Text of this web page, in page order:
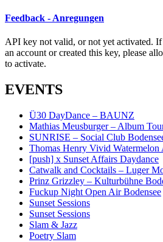
Feedback - Anregungen
API key not valid, or not yet activated.
an account or created this key, please
to activate.
EVENTS
Ü30 DayDance – BAUNZ
Mathias Meusburger – Album
SUNRISE – Social Club
Thomas Henry Vivid Watermelon
[push] x Sunset Affairs Daydance
Catwalk and Cocktails – Luger
Prinz Grizzley – Kulturbühne
Fuckup Night Open Air Bodensee
Sunset Sessions
Sunset Sessions
Slam & Jazz
Poetry Slam